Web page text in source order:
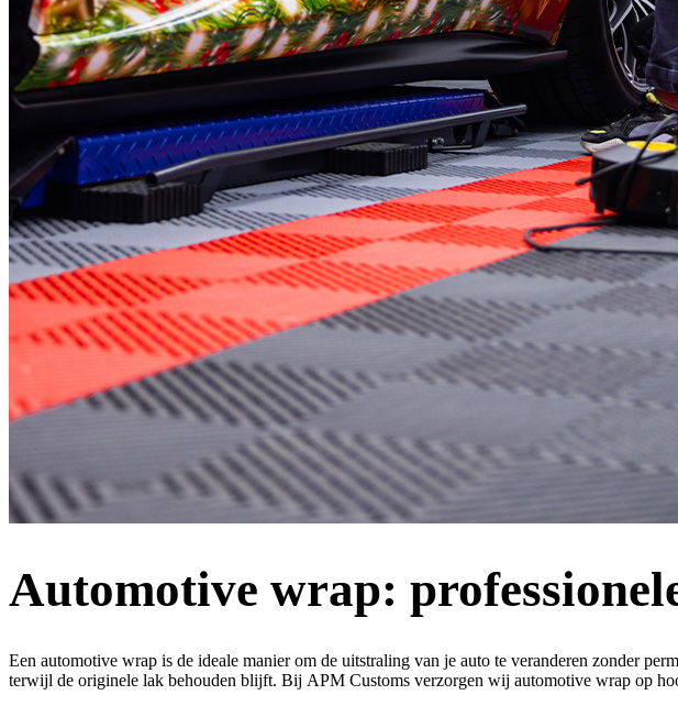
Automotive wrap:
Een automotive wrap is de ideale manier om de uitstraling van je auto te veranderen zonder
terwijl de originele lak behouden blijft. Bij APM Customs verzorgen wij automotive wrap op